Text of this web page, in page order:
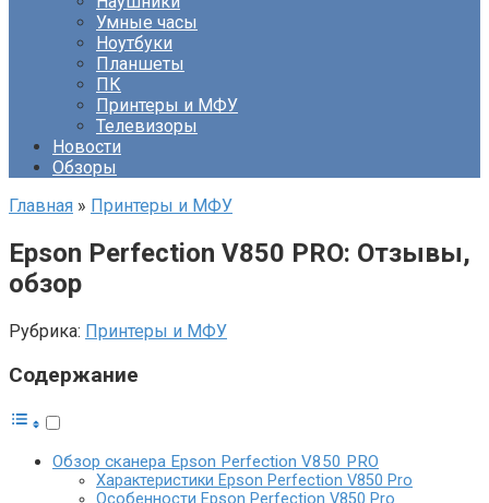
Умные часы
Ноутбуки
Планшеты
ПК
Принтеры и МФУ
Телевизоры
Новости
Обзоры
Главная » Принтеры и МФУ
Epson Perfection V850 PRO: Отзывы,
обзор
Рубрика: Принтеры и МФУ
Содержание
Обзор сканера Epson Perfection V850 PRO
Характеристики Epson Perfection V850 Pro